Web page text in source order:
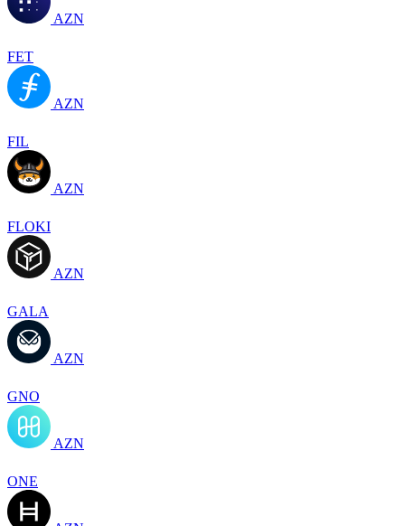
AZN
FET
AZN
FIL
AZN
FLOKI
AZN
GALA
AZN
GNO
AZN
ONE